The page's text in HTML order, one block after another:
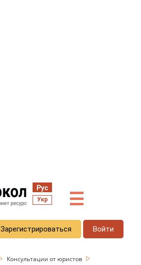
Рус
Укр ☰
Зарегистрироваться Войти
Консультации от юристов